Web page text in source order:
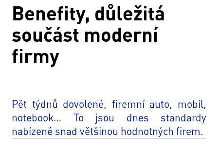
Benefity, důležitá
součást moderní
firmy
Pět týdnů dovolené, firemní auto, mobil,
notebook… To jsou dnes standardy
nabízené snad většinou hodnotných firem.